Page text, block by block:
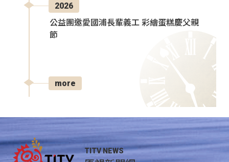
2026
公益團邀愛國浦長輩義工 彩繪蛋糕慶父親
節
more
TITV NEWS